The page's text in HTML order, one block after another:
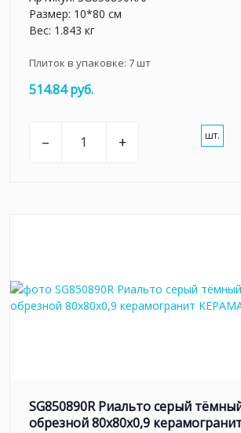
Размер: 10*80 см
Вес: 1.843 кг
Плиток в упаковке: 7шт
514.84 руб.
– + шт.
SG850890R Риальто серый
обрезной 80x80x0,9